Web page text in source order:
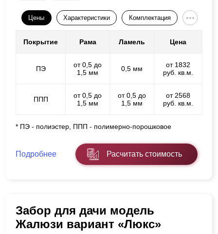
Цены Характеристики Комплектация
Покрытие Рама Ламель Цена
ПЭ
от 0,5 до
1,5 мм
0,5 мм
от 1832
руб. кв.м.
ППП
от 0,5 до
1,5 мм
от 0,5 до
1,5 мм
от 2568
руб. кв.м.
* ПЭ - полиэстер, ППП - полимерно-порошковое
Подробнее Расчитать стоимость
Забор для дачи модель
Жалюзи вариант «Люкс»